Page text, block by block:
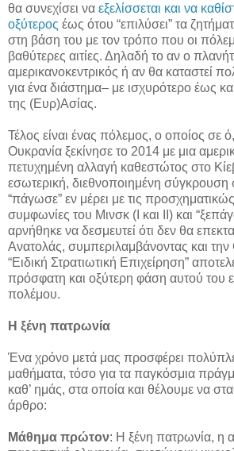
θα συνεχίσει να εξελίσσεται και να
οξύτερος έως ότου “επιλύσει” τα
στη βάση του με τον τρόπο που οι
βαθύτερες αιτίες. Δηλαδή το αν ο
αμερικανοκεντρικός ή αν θα καταστεί
για ένα διάστημα– με ισχυρότερο έως
της (Ευρ)Ασίας.
Τέλος είναι ένας πόλεμος, ο οποίος σε
Ουκρανία ξεκίνησε το 2014 με μια
πετυχημένη αλλαγή καθεστώτος στο
εσωτερική, διεθνοποιημένη
“πάγωσε” εν μέρει με τις
συμφωνίες του Μινσκ (Ι και ΙΙ) και
αρνήθηκε να δεσμευτεί ότι δεν θα
Ανατολάς, συμπεριλαμβάνοντας και
“Ειδική Στρατιωτική Επιχείρηση”
πρόσφατη και οξύτερη φάση αυτού του
πολέμου.
Η ξένη πατρωνία
Ένα χρόνο μετά μας προσφέρει
μαθήματα, τόσο για τα παγκόσμια
καθ’ ημάς, στα οποία και θέλουμε να
άρθρο:
Μάθημα πρώτον: Η ξένη πατρωνία, η